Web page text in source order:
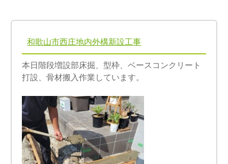
和歌山市西庄地内外構新設工事
本日階段増設部床掘、型枠、ベースコンクリート
打設、骨材搬入作業しています。